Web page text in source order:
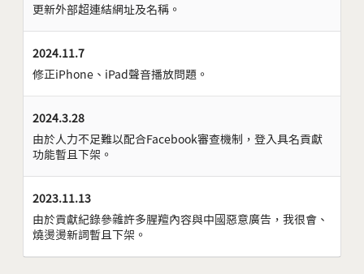
更新外部超連結網址及名稱。
2024.11.7
修正iPhone、iPad聲音播放問題。
2024.3.28
由於人力不足難以配合Facebook審查機制，登入具名貢獻
功能暫且下架。
2023.11.13
由於貢獻紀錄參雜許多腥羶內容與中國惡意廣告，我很會、
燒燙燙新詞暫且下架。